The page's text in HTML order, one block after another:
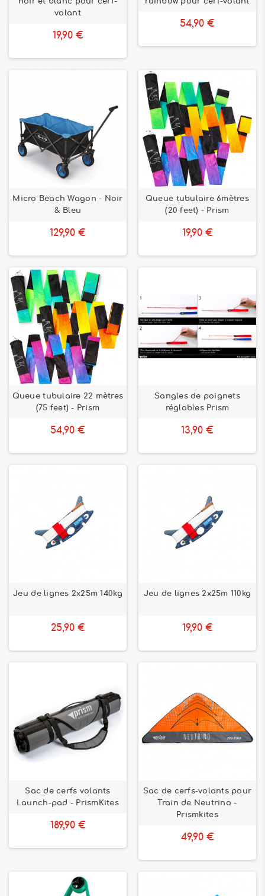
volant
19,90 €
54,90 €
Micro Beach Wagon - Noir
& Bleu
129,90 €
Queue tubulaire 6mètres
(20 feet) - Prism
19,90 €
Queue tubulaire 22 mètres
(75 feet) - Prism
54,90 €
Sangles de poignets
réglables Prism
13,90 €
Jeu de lignes 2x25m 140kg
25,90 €
Jeu de lignes 2x25m 110kg
19,90 €
Sac de cerfs volants
Launch-pad - PrismKites
189,90 €
Sac de cerfs-volants pour
Train de Neutrino -
Prismkites
49,90 €